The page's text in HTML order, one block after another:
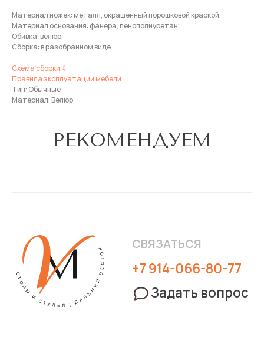
Материал ножек: металл, окрашенный порошковой краской;
Материал основания: фанера, пенополиуретан;
Обивка: велюр;
Сборка: в разобранном виде.
Схема сборки ⇩
Правила эксплуатации мебели
Тип: Обычные
Материал: Велюр
РЕКОМЕНДУЕМ
ПРИОБРЕСТИ
Стулья
О компании
Контакты
СВЯЗАТЬСЯ
Задать вопрос